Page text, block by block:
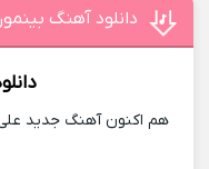
دانلود آهنگ
هم اکنون آهنگ جدید علی